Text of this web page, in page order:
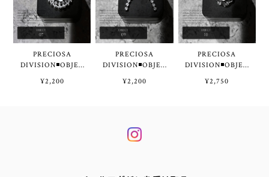
PRECIOSA
DIVISION◾OBJEC
¥2,200
PRECIOSA
DIVISION◾OBJEC
¥2,200
PRECIOSA
DIVISION◾OBJEC
¥2,750